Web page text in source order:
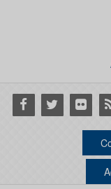
Facebook
Twitter Flickr